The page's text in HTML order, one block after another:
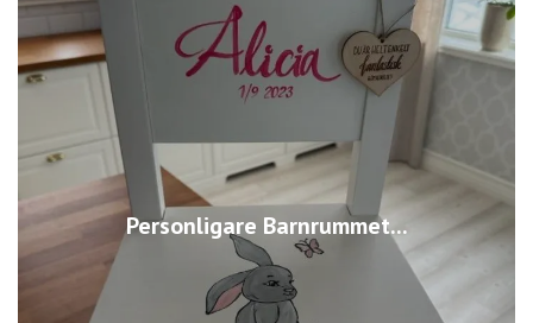
Personligare Barnrummet...